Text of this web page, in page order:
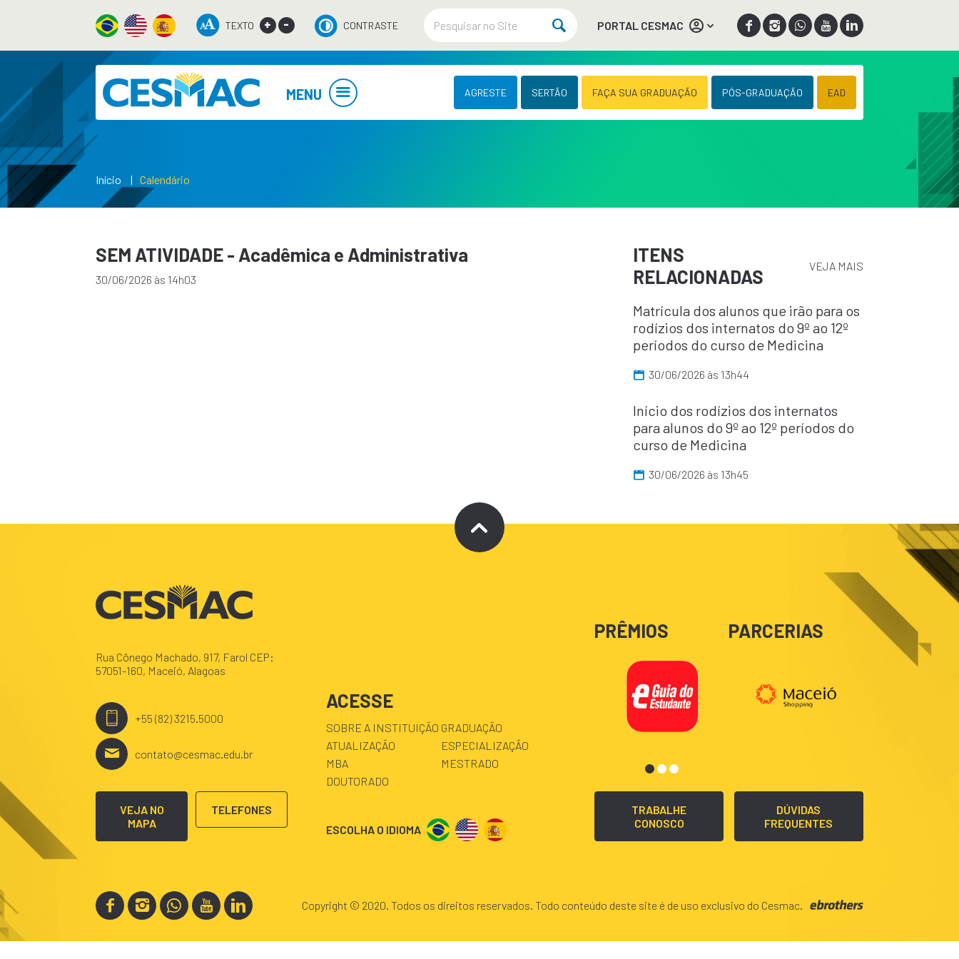
TEXTO + - CONTRASTE PORTAL CESMAC
MENU AGRESTE SERTÃO FAÇA SUA GRADUAÇÃO PÓS-GRADUAÇÃO EAD
Início Calendário
SEM ATIVIDADE - Acadêmica e Administrativa
30/06/2026 às 14h03
ITENS
RELACIONADAS
VEJA MAIS
Matrícula dos alunos que irão para os
rodízios dos internatos do 9º ao 12º
períodos do curso de Medicina
30/06/2026 às 13h44
Início dos rodízios dos internatos
para alunos do 9º ao 12º períodos do
curso de Medicina
30/06/2026 às 13h45
Rua Cônego Machado, 917, Farol CEP:
57051-160, Maceió, Alagoas
+55 (82) 3215.5000
contato@cesmac.edu.br
VEJA NO
MAPA
TELEFONES
ACESSE
SOBRE A INSTITUIÇÃO GRADUAÇÃO
ATUALIZAÇÃO
ESPECIALIZAÇÃO
MBA
MESTRADO
DOUTORADO
ESCOLHA O IDIOMA
PRÊMIOS PARCERIAS
TRABALHE
CONOSCO
DÚVIDAS
FREQUENTES
Copyright © 2020. Todos os direitos reservados. Todo conteúdo deste site é de uso exclusivo do Cesmac.